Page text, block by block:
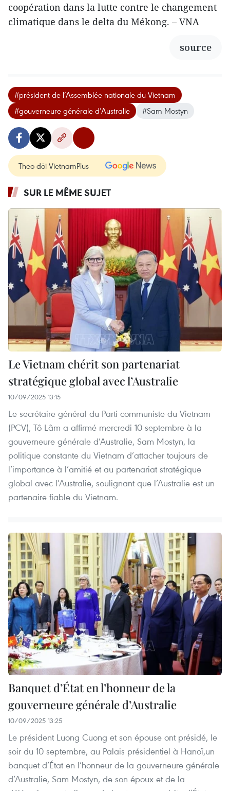
coopération dans la lutte contre le changement
climatique dans le delta du Mékong. – VNA
source
#président de l’Assemblée nationale du Vietnam
#gouverneure générale d’Australie
#Sam Mostyn
Theo dõi VietnamPlus
SUR LE MÊME SUJET
Le Vietnam chérit son partenariat
stratégique global avec l’Australie
10/09/2025 13:15
Le secrétaire général du Parti communiste du Vietnam
(PCV), Tô Lâm a affirmé mercredi 10 septembre à la
gouverneure générale d’Australie, Sam Mostyn, la
politique constante du Vietnam d’attacher toujours de
l’importance à l’amitié et au partenariat stratégique
global avec l’Australie, soulignant que l’Australie est un
partenaire fiable du Vietnam.
Banquet d’État en l’honneur de la
gouverneure générale d’Australie
10/09/2025 13:25
Le président Luong Cuong et son épouse ont présidé, le
soir du 10 septembre, au Palais présidentiel à Hanoï,un
banquet d’État en l’honneur de la gouverneure générale
d’Australie, Sam Mostyn, de son époux et de la